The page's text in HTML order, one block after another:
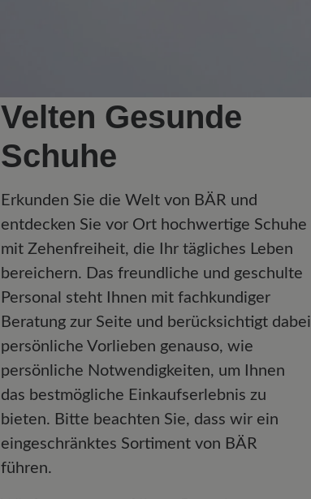
Velten Gesunde
Schuhe
Erkunden Sie die Welt von BÄR und
entdecken Sie vor Ort hochwertige Schuhe
mit Zehenfreiheit, die Ihr tägliches Leben
bereichern. Das freundliche und geschulte
Personal steht Ihnen mit fachkundiger
Beratung zur Seite und berücksichtigt dabei
persönliche Vorlieben genauso, wie
persönliche Notwendigkeiten, um Ihnen
das bestmögliche Einkaufserlebnis zu
bieten. Bitte beachten Sie, dass wir ein
eingeschränktes Sortiment von BÄR
führen.